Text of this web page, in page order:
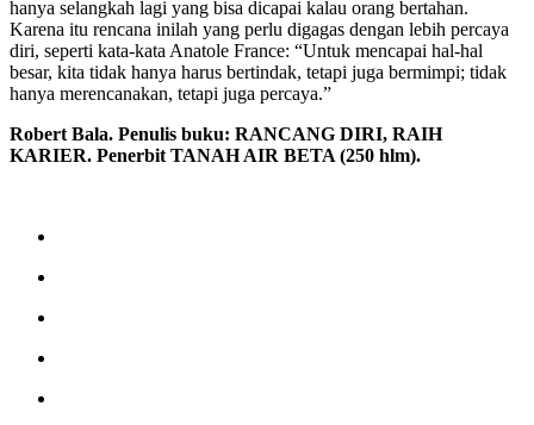
hanya selangkah lagi yang bisa dicapai kalau orang bertahan.
Karena itu rencana inilah yang perlu digagas dengan lebih percaya
diri, seperti kata-kata Anatole France: “Untuk mencapai hal-hal
besar, kita tidak hanya harus bertindak, tetapi juga bermimpi; tidak
hanya merencanakan, tetapi juga percaya.”
Robert Bala. Penulis buku: RANCANG DIRI, RAIH
KARIER. Penerbit TANAH AIR BETA (250 hlm).